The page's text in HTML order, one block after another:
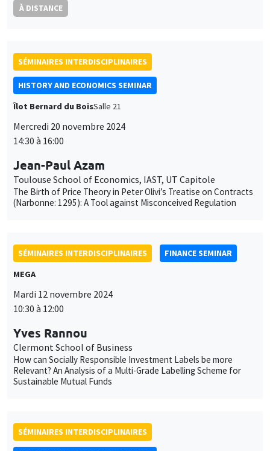
À DISTANCE
SÉMINAIRES INTERDISCIPLINAIRES
HISTORY AND ECONOMICS SEMINAR
Îlot Bernard du BoisSalle 21
Mercredi 20 novembre 2024
14:30 à 16:00
Jean-Paul Azam
Toulouse School of Economics, IAST, UT Capitole
The Birth of Price Theory in Peter Olivi’s Treatise on Contracts
(Narbonne: 1295): A Tool against Misconceived Regulation
SÉMINAIRES INTERDISCIPLINAIRES
FINANCE SEMINAR
MEGA
Mardi 12 novembre 2024
10:30 à 12:00
Yves Rannou
Clermont School of Business
How can Socially Responsible Investment Labels be more
Relevant? An Analysis of a Multi-Grade Labelling Scheme for
Sustainable Mutual Funds
SÉMINAIRES INTERDISCIPLINAIRES